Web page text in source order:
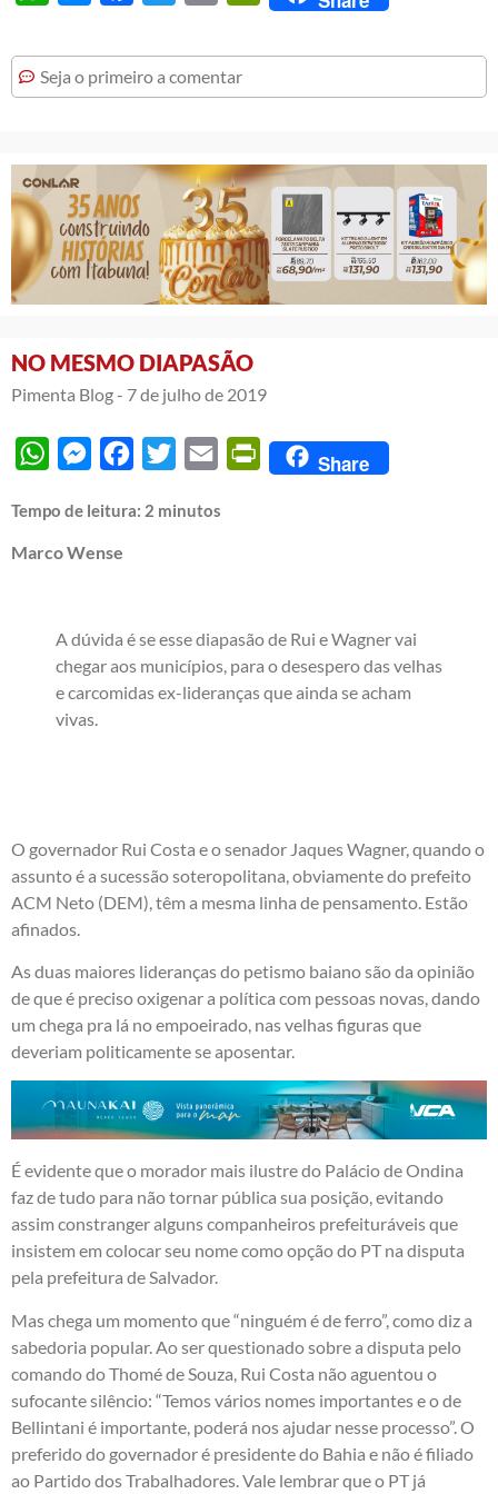
Seja o primeiro a comentar
NO MESMO DIAPASÃO
Pimenta Blog - 7 de julho de 2019
WhatsAppMessengerFacebook
Twitter Email PrintFriendly
Share
Tempo de leitura: 2 minutos
Marco Wense
A dúvida é se esse diapasão de Rui e Wagner vai
chegar aos municípios, para o desespero das velhas
e carcomidas ex-lideranças que ainda se acham
vivas.
O governador Rui Costa e o senador Jaques Wagner, quando o
assunto é a sucessão soteropolitana, obviamente do prefeito
ACM Neto (DEM), têm a mesma linha de pensamento. Estão
afinados.
As duas maiores lideranças do petismo baiano são da opinião
de que é preciso oxigenar a política com pessoas novas, dando
um chega pra lá no empoeirado, nas velhas figuras que
deveriam politicamente se aposentar.
É evidente que o morador mais ilustre do Palácio de Ondina
faz de tudo para não tornar pública sua posição, evitando
assim constranger alguns companheiros prefeituráveis que
insistem em colocar seu nome como opção do PT na disputa
pela prefeitura de Salvador.
Mas chega um momento que “ninguém é de ferro”, como diz a
sabedoria popular. Ao ser questionado sobre a disputa pelo
comando do Thomé de Souza, Rui Costa não aguentou o
sufocante silêncio: “Temos vários nomes importantes e o de
Bellintani é importante, poderá nos ajudar nesse processo”. O
preferido do governador é presidente do Bahia e não é filiado
ao Partido dos Trabalhadores. Vale lembrar que o PT já